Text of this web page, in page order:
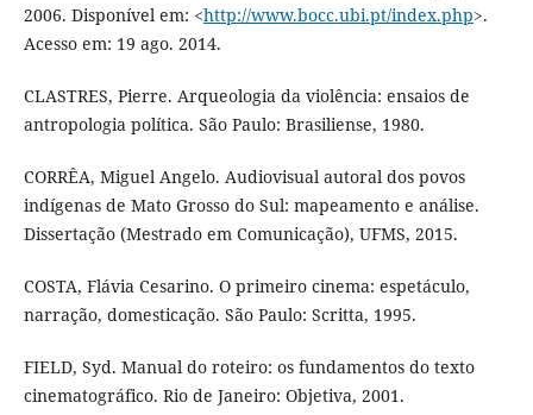
2006. Disponível em: <http://www.bocc.ubi.pt/index.php>.
Acesso em: 19 ago. 2014.
CLASTRES, Pierre. Arqueologia da violência: ensaios de
antropologia política. São Paulo: Brasiliense, 1980.
CORRÊA, Miguel Angelo. Audiovisual autoral dos povos
indígenas de Mato Grosso do Sul: mapeamento e análise.
Dissertação (Mestrado em Comunicação), UFMS, 2015.
COSTA, Flávia Cesarino. O primeiro cinema: espetáculo,
narração, domesticação. São Paulo: Scritta, 1995.
FIELD, Syd. Manual do roteiro: os fundamentos do texto
cinematográfico. Rio de Janeiro: Objetiva, 2001.